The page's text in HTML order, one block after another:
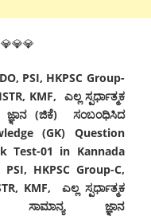
PSI, HKPSC Group-
KMF, ಎಲ್ಲ ಸ್ಪರ್ಧಾತ್ಮಕ
ಜ್ಞಾನ (ಜಿಕೆ) ಸಂಬಂಧಿಸಿದ
(GK) Question
Test-01 in Kannada
HKPSC Group-C,
KMF, ಎಲ್ಲ ಸ್ಪರ್ಧಾತ್ಮಕ
ಸಾಮಾನ್ಯ ಜ್ಞಾನ